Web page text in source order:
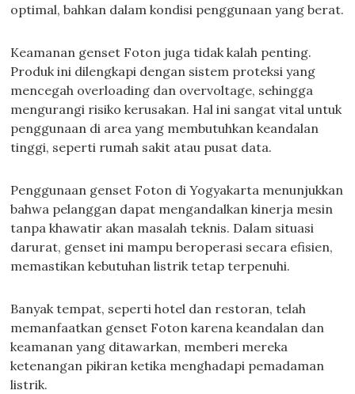
optimal, bahkan dalam kondisi penggunaan yang berat.
Keamanan genset Foton juga tidak kalah penting.
Produk ini dilengkapi dengan sistem proteksi yang
mencegah overloading dan overvoltage, sehingga
mengurangi risiko kerusakan. Hal ini sangat vital untuk
penggunaan di area yang membutuhkan keandalan
tinggi, seperti rumah sakit atau pusat data.
Penggunaan genset Foton di Yogyakarta menunjukkan
bahwa pelanggan dapat mengandalkan kinerja mesin
tanpa khawatir akan masalah teknis. Dalam situasi
darurat, genset ini mampu beroperasi secara efisien,
memastikan kebutuhan listrik tetap terpenuhi.
Banyak tempat, seperti hotel dan restoran, telah
memanfaatkan genset Foton karena keandalan dan
keamanan yang ditawarkan, memberi mereka
ketenangan pikiran ketika menghadapi pemadaman
listrik.